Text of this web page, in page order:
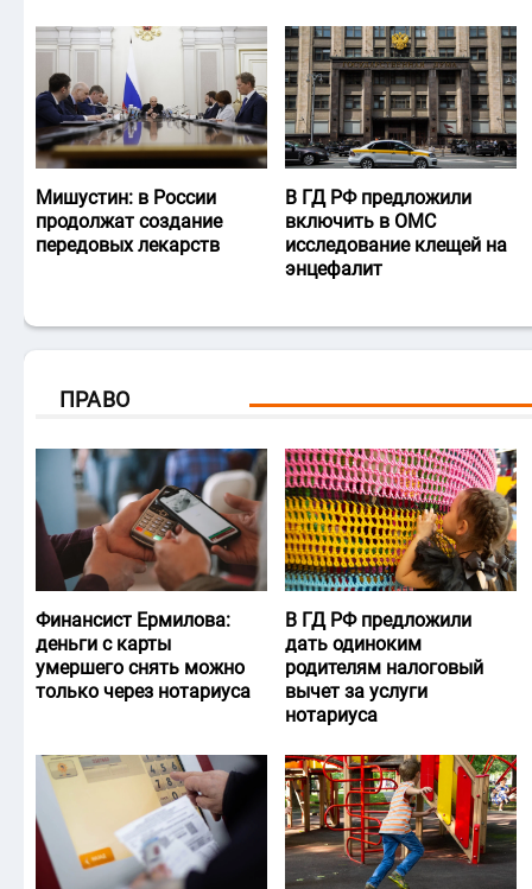
Мишустин: в России
продолжат создание
передовых лекарств
В ГД РФ предложили
включить в ОМС
исследование клещей на
энцефалит
ПРАВО
Финансист Ермилова:
деньги с карты
умершего снять можно
только через нотариуса
В ГД РФ предложили
дать одиноким
родителям налоговый
вычет за услуги
нотариуса